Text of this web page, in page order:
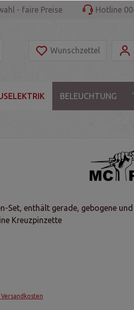
- faire Preise Hotline
Wunschzettel
BELEUCHTUNG
Set, enthält gerade, gebogene
Kreuzpinzette